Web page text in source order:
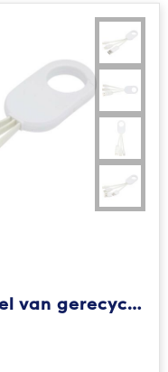
Troop 4-in-1 oplaadkabel van gerecycled plastic